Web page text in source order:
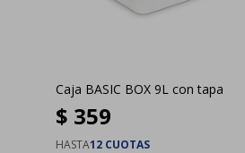
Caja BASIC BOX 9L con tapa
$ 359
HASTA12 CUOTAS